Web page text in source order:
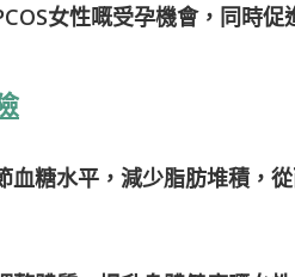
女性嘅受孕機會，同時促
糖水平，減少脂肪堆積，